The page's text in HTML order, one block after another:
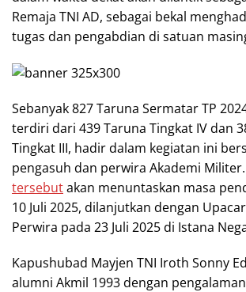
Remaja TNI AD, sebagai bekal
tugas dan pengabdian di satuan
Sebanyak 827 Taruna Sermatar TP
terdiri dari 439 Taruna Tingkat IV dan
Tingkat III, hadir dalam kegiatan ini
pengasuh dan perwira Akademi
tersebutakan menuntaskan masa
10 Juli 2025, dilanjutkan dengan
Perwira pada 23 Juli 2025 di Istana
Kapushubad Mayjen TNI Iroth Sonny
alumni Akmil 1993 dengan